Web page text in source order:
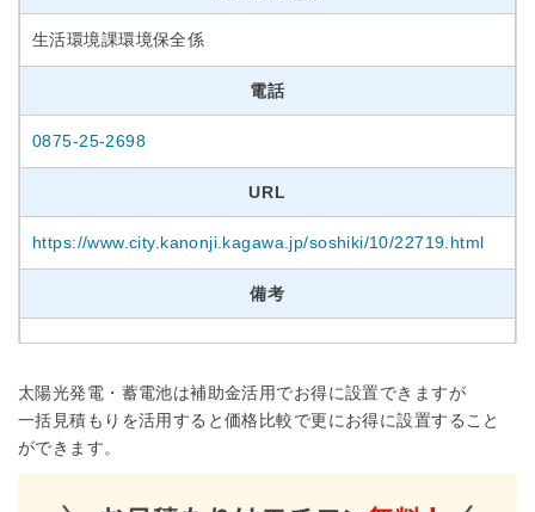
生活環境課環境保全係
電話
0875-25-2698
URL
https://www.city.kanonji.kagawa.jp/soshiki/10/22719.html
備考
太陽光発電・蓄電池は補助金活用でお得に設置できますが
一括見積もりを活用すると価格比較で更にお得に設置すること
ができます。